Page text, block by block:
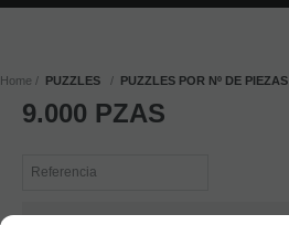
Home PUZZLES PUZZLES POR Nº DE PIEZAS
9.000 PZAS